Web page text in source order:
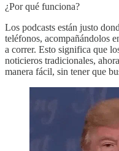
¿Por qué funciona?
Los podcasts están justo
teléfonos, acompañándolos
a correr. Esto significa que
noticieros tradicionales,
manera fácil, sin tener que